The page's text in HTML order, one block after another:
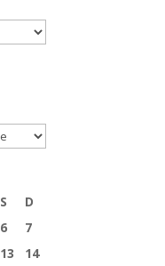
S
D
6
7
13
14